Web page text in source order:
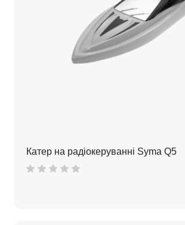
Катер на радіокеруванні Syma Q5